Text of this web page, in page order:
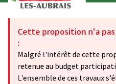
Cette proposition n'a
:
Malgré l'intérêt de cette
retenue au budget
L'ensemble de ces travaux